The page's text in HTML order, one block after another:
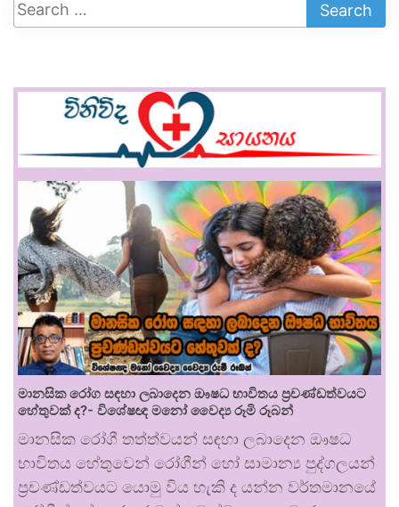
මානසික රෝග සඳහා ලබාදෙන ඖෂධ භාවිතය ප්‍රචණ්ඩත්වයට
හේතුවක් ද?- විශේෂඥ මනෝ වෛද්‍ය රූමි රූබන්
මානසික රෝගී තත්ත්වයන් සඳහා ලබාදෙන ඖෂධ
භාවිතය හේතුවෙන් රෝගීන් හෝ සාමාන්‍ය පුද්ගලයන්
ප්‍රචණ්ඩත්වයට යොමු විය හැකි ද යන්න වර්තමානයේ